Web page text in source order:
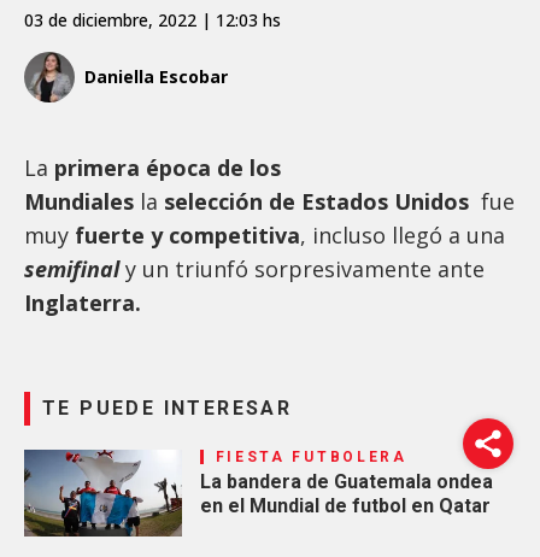
Daniella Escobar
03 de diciembre, 2022 | 12:03 hs
La primera época de los
Mundiales la selección de Estados Unidos fue
muy fuerte y competitiva, incluso llegó a una
semifinaly un triunfó sorpresivamente ante
Inglaterra.
TE PUEDE INTERESAR
FIESTA FUTBOLERA
La bandera de Guatemala ondea
en el Mundial de futbol en Qatar